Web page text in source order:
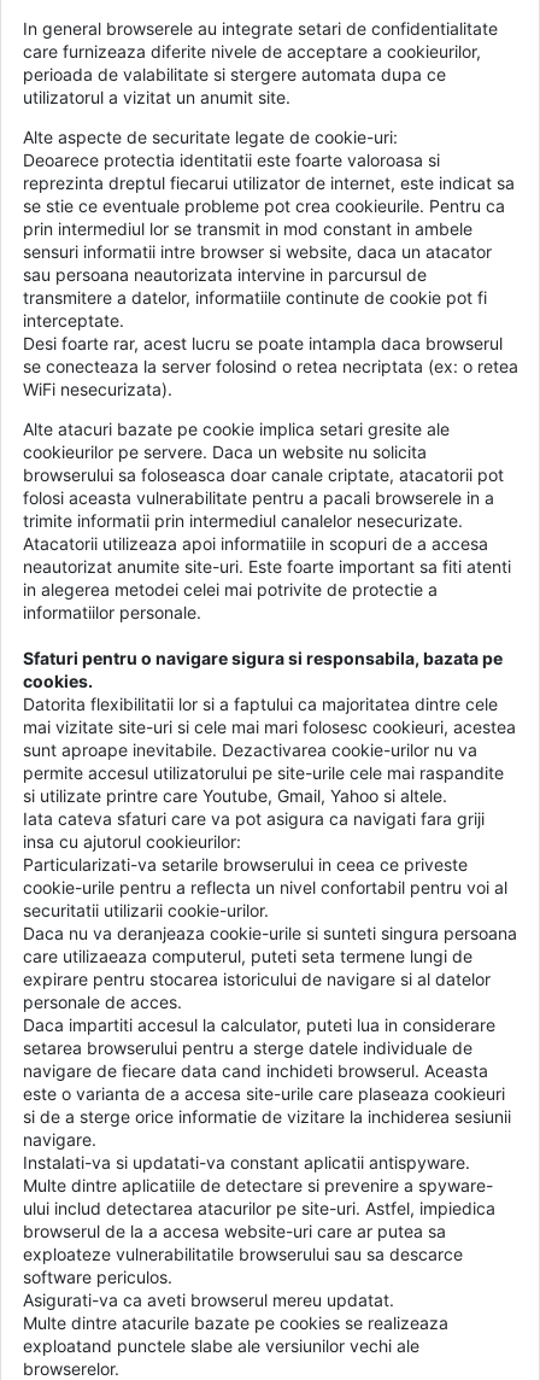
In general browserele au integrate setari de confidentialitate
care furnizeaza diferite nivele de acceptare a cookieurilor,
perioada de valabilitate si stergere automata dupa ce
utilizatorul a vizitat un anumit site.
Alte aspecte de securitate legate de cookie-uri:
Deoarece protectia identitatii este foarte valoroasa si
reprezinta dreptul fiecarui utilizator de internet, este indicat sa
se stie ce eventuale probleme pot crea cookieurile. Pentru ca
prin intermediul lor se transmit in mod constant in ambele
sensuri informatii intre browser si website, daca un atacator
sau persoana neautorizata intervine in parcursul de
transmitere a datelor, informatiile continute de cookie pot fi
interceptate.
Desi foarte rar, acest lucru se poate intampla daca browserul
se conecteaza la server folosind o retea necriptata (ex: o retea
WiFi nesecurizata).
Alte atacuri bazate pe cookie implica setari gresite ale
cookieurilor pe servere. Daca un website nu solicita
browserului sa foloseasca doar canale criptate, atacatorii pot
folosi aceasta vulnerabilitate pentru a pacali browserele in a
trimite informatii prin intermediul canalelor nesecurizate.
Atacatorii utilizeaza apoi informatiile in scopuri de a accesa
neautorizat anumite site-uri. Este foarte important sa fiti atenti
in alegerea metodei celei mai potrivite de protectie a
informatiilor personale.
Sfaturi pentru o navigare sigura si responsabila, bazata pe
cookies.
Datorita flexibilitatii lor si a faptului ca majoritatea dintre cele
mai vizitate site-uri si cele mai mari folosesc cookieuri, acestea
sunt aproape inevitabile. Dezactivarea cookie-urilor nu va
permite accesul utilizatorului pe site-urile cele mai raspandite
si utilizate printre care Youtube, Gmail, Yahoo si altele.
Iata cateva sfaturi care va pot asigura ca navigati fara griji
insa cu ajutorul cookieurilor:
Particularizati-va setarile browserului in ceea ce priveste
cookie-urile pentru a reflecta un nivel confortabil pentru voi al
securitatii utilizarii cookie-urilor.
Daca nu va deranjeaza cookie-urile si sunteti singura persoana
care utilizaeaza computerul, puteti seta termene lungi de
expirare pentru stocarea istoricului de navigare si al datelor
personale de acces.
Daca impartiti accesul la calculator, puteti lua in considerare
setarea browserului pentru a sterge datele individuale de
navigare de fiecare data cand inchideti browserul. Aceasta
este o varianta de a accesa site-urile care plaseaza cookieuri
si de a sterge orice informatie de vizitare la inchiderea sesiunii
navigare.
Instalati-va si updatati-va constant aplicatii antispyware.
Multe dintre aplicatiile de detectare si prevenire a spyware-
ului includ detectarea atacurilor pe site-uri. Astfel, impiedica
browserul de la a accesa website-uri care ar putea sa
exploateze vulnerabilitatile browserului sau sa descarce
software periculos.
Asigurati-va ca aveti browserul mereu updatat.
Multe dintre atacurile bazate pe cookies se realizeaza
exploatand punctele slabe ale versiunilor vechi ale
browserelor.